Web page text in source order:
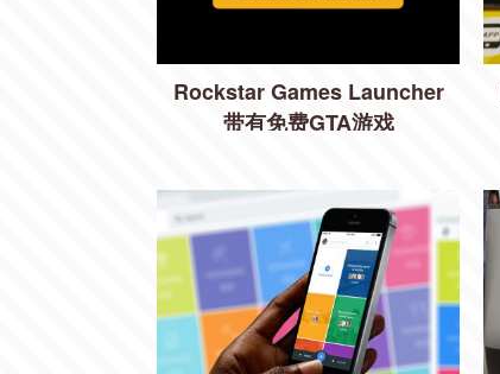
Rockstar Games Launcher
带有免费GTA游戏